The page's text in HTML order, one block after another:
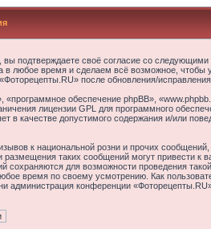
подтверждаете своё согласие со
любое время и сделаем всё возможное, чтобы
после обновления/
обеспечение phpBB»,
лицензии GPL для программного
в качестве допустимого содержания и/или
к национальной розни и прочих
таких сообщений могут привести
для возможности проведения
время по своему усмотрению. Как
администрация конференции